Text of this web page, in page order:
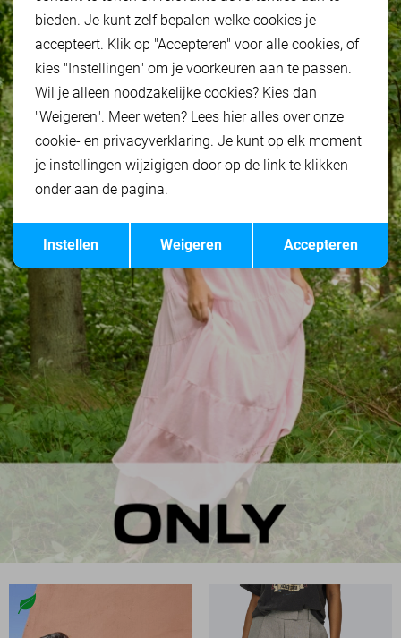
Terug Opslaan
bieden. Je kunt zelf bepalen welke cookies je
accepteert. Klik op "Accepteren" voor alle cookies, of
kies "Instellingen" om je voorkeuren aan te passen.
Wil je alleen noodzakelijke cookies? Kies dan
"Weigeren". Meer weten? Lees hieralles over onze
cookie- en privacyverklaring. Je kunt op elk moment
je instellingen wijzigigen door op de link te klikken
onder aan de pagina.
Accepteren
Weigeren
Instellen